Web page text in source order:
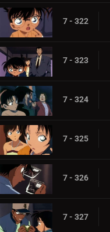
7 - 322
7 - 323
7 - 324
7 - 325
7 - 326
7 - 327